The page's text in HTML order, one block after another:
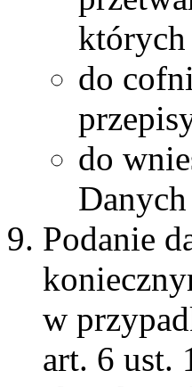
których
do
do
Podanie
w
art. 6 ust.